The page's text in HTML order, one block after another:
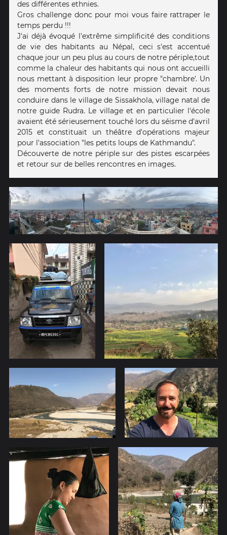
des différentes ethnies.
Gros challenge donc pour moi vous faire rattraper le
temps perdu !!!
J'ai déjà évoqué l'extrême simplificité des conditions
de vie des habitants au Népal, ceci s'est accentué
chaque jour un peu plus au cours de notre périple,tout
comme la chaleur des habitants qui nous ont accueilli
nous mettant à disposition leur propre "chambre'. Un
des moments forts de notre mission devait nous
conduire dans le village de Sissakhola, village natal de
notre guide Rudra. Le village et en particulier l'école
avaient été sérieusement touché lors du séisme d'avril
2015 et constituait un théâtre d'opérations majeur
pour l'association "les petits loups de Kathmandu".
Découverte de notre périple sur des pistes escarpées
et retour sur de belles rencontres en images.